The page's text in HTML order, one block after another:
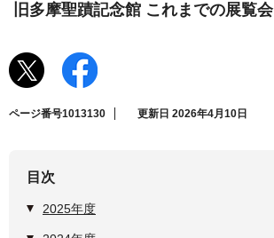
旧多摩聖蹟記念館 これまでの展覧会
ページ番号1013130 更新日 2026年4月10日
目次
2025年度